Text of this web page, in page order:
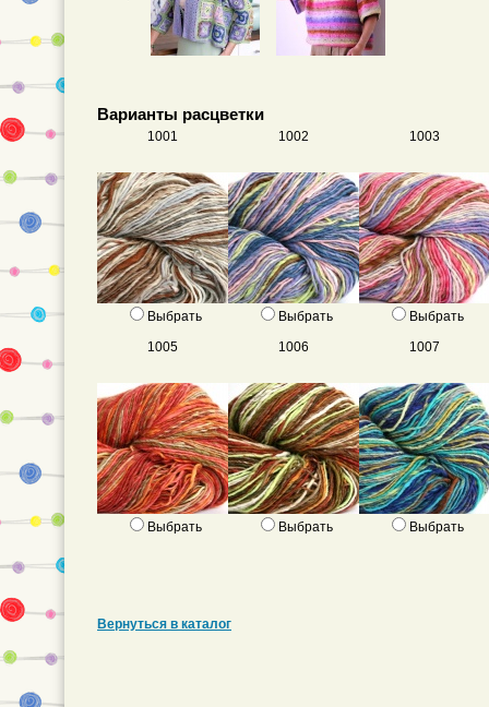
Варианты расцветки
1001
Выбрать
1002
Выбрать
1003
Выбрать
1005
Выбрать
1006
Выбрать
1007
Выбрать
Вернуться в каталог